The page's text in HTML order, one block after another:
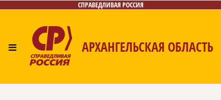
СПРАВЕДЛИВАЯ РОССИЯ
≡ АРХАНГЕЛЬСКАЯ ОБЛАСТЬ